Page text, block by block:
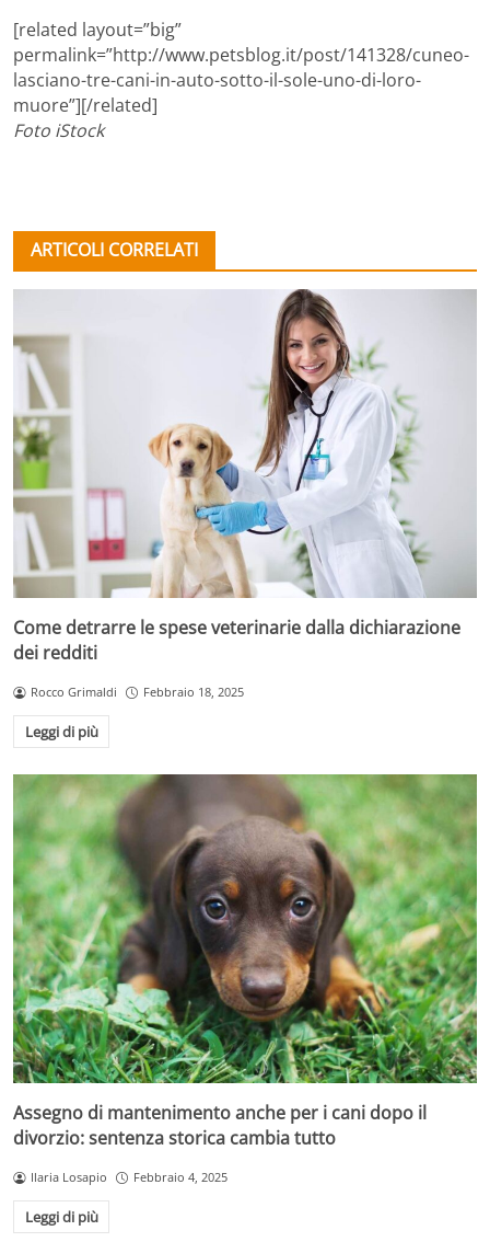
[related layout=”big”
permalink=”http://www.petsblog.it/post/141328/cuneo-
lasciano-tre-cani-in-auto-sotto-il-sole-uno-di-loro-
muore”][/related]
Foto iStock
ARTICOLI CORRELATI
Come detrarre le spese veterinarie dalla dichiarazione
dei redditi
Rocco Grimaldi Febbraio 18, 2025
Leggi di più
Assegno di mantenimento anche per i cani dopo il
divorzio: sentenza storica cambia tutto
Ilaria Losapio Febbraio 4, 2025
Leggi di più